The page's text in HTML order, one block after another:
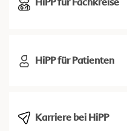
HiPP für Patienten
Karriere bei HiPP